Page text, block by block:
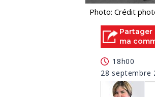
Photo: Crédit
Partager
ma
18h00
28 septembre